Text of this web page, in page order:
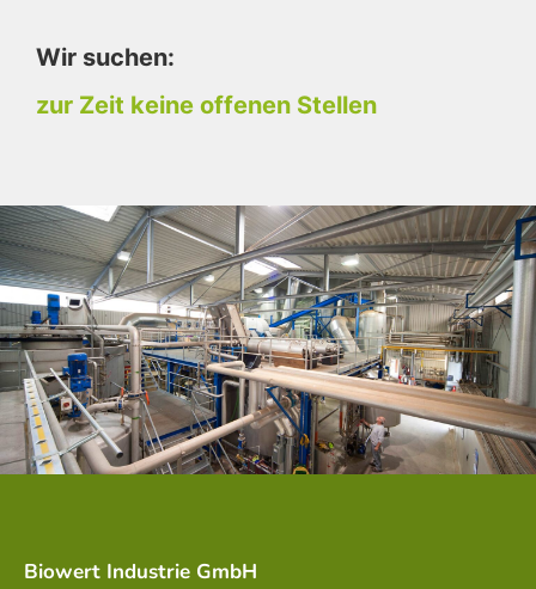
Wir suchen:
zur Zeit keine offenen Stellen
Biowert Industrie GmbH